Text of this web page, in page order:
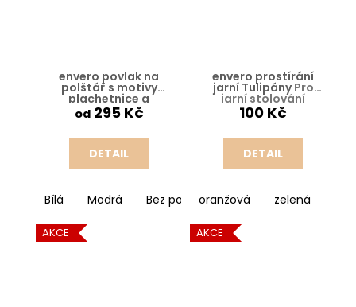
envero povlak na
polštář s motivy
plachetnice a
mořské panny
45x45cm
od295 Kč
DETAIL
Bílá Modrá Bez potisku
envero prostírání
jarní TulipányPro
jarní stolování
100 Kč
DETAIL
oranžová zelená
AKCE AKCE